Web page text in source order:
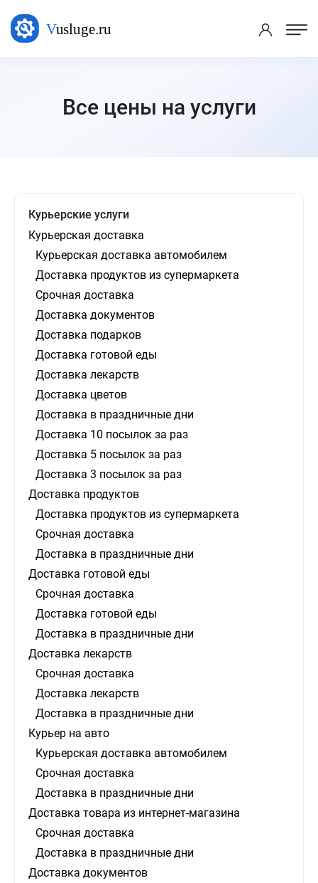
Все цены на услуги
Курьерские услуги
Курьерская доставка
Курьерская доставка автомобилем
Доставка продуктов из супермаркета
Срочная доставка
Доставка документов
Доставка подарков
Доставка готовой еды
Доставка лекарств
Доставка цветов
Доставка в праздничные дни
Доставка 10 посылок за раз
Доставка 5 посылок за раз
Доставка 3 посылок за раз
Доставка продуктов
Доставка продуктов из супермаркета
Срочная доставка
Доставка в праздничные дни
Доставка готовой еды
Срочная доставка
Доставка готовой еды
Доставка в праздничные дни
Доставка лекарств
Срочная доставка
Доставка лекарств
Доставка в праздничные дни
Курьер на авто
Курьерская доставка автомобилем
Срочная доставка
Доставка в праздничные дни
Доставка товара из интернет-магазина
Срочная доставка
Доставка в праздничные дни
Доставка документов